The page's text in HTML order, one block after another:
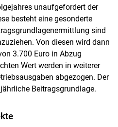
unaufgefordert der
besteht eine gesonderte
sind
Von diesen wird dann
3.700 Euro in Abzug
Wert werden in weiterer
abgezogen. Der
Beitragsgrundlage.